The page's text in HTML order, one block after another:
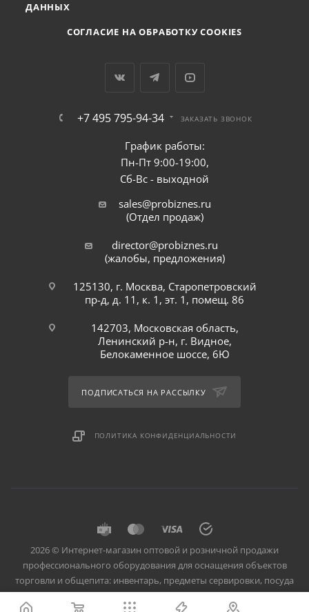
ДАННЫХ
СОГЛАСИЕ НА ОБРАБОТКУ COOKIES
+7 495 795-94-34 ЗАКАЗАТЬ ЗВОНОК
График работы:
Пн-Пт 9:00-19:00,
Сб-Вс - выходной
sales@probiznes.ru
(Отдел продаж)
director@probiznes.ru
(жалобы, предложения)
125130, г. Москва, Старопетровский
пр-д, д. 11, к. 1, эт. 1, помещ. 86
142703, Московская область,
Ленинский р-н, г. Видное,
Белокаменное шоссе, 6Ю
ПОДПИСАТЬСЯ НА РАССЫЛКУ
ПОЛИТИКА КОНФИДЕНЦИАЛЬНОСТИ
2026 © Интернет-магазин оптовой и розничной продажи
профессионального оборудования для оснащения объектов
торговли и общепита: инвентарь, предметы сервировки, посуда
для баров, кафе и ресторанов.